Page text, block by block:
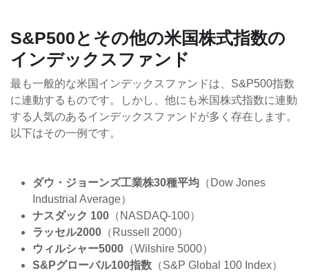
S&P500とその他の米国株式指数の
インデックスファンド
最も一般的な米国インデックスファンドは、S&P500指数
に連動するものです。しかし、他にも米国株式指数に連動
する人気のあるインデックスファンドが多く存在します。
以下はその一例です。
ダウ・ジョーンズ工業株30種平均 （Dow Jones
Industrial Average）
ナスダック 100 （NASDAQ-100）
ラッセル2000 （Russell 2000）
ウィルシャー5000 （Wilshire 5000）
S&Pグローバル100指数 （S&P Global 100 Index）